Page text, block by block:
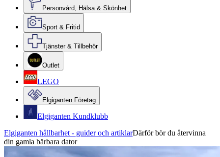
Personvård, Hälsa & Skönhet
Sport & Fritid
Tjänster & Tillbehör
Outlet
LEGO
Elgiganten Företag
Elgiganten Kundklubb
Elgiganten hållbarhet - guider och artiklarDärför bör du återvinna
din gamla bärbara dator